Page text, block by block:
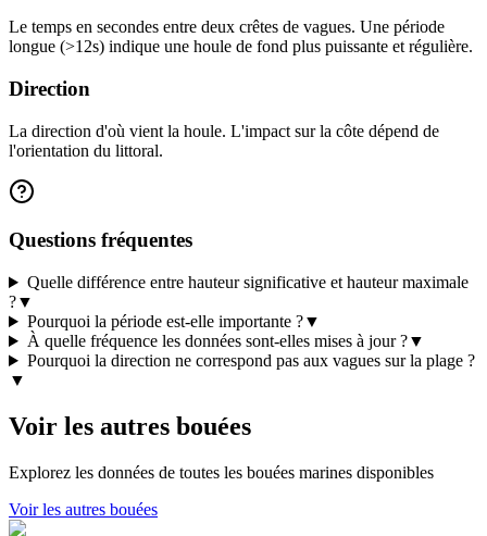
Le temps en secondes entre deux crêtes de vagues. Une période
longue (>12s) indique une houle de fond plus puissante et régulière.
Direction
La direction d'où vient la houle. L'impact sur la côte dépend de
l'orientation du littoral.
Questions fréquentes
Quelle différence entre hauteur significative et hauteur maximale
?▼
Pourquoi la période est-elle importante ?▼
À quelle fréquence les données sont-elles mises à jour ?▼
Pourquoi la direction ne correspond pas aux vagues sur la plage ?
▼
Voir les autres bouées
Explorez les données de toutes les bouées marines disponibles
Voir les autres bouées